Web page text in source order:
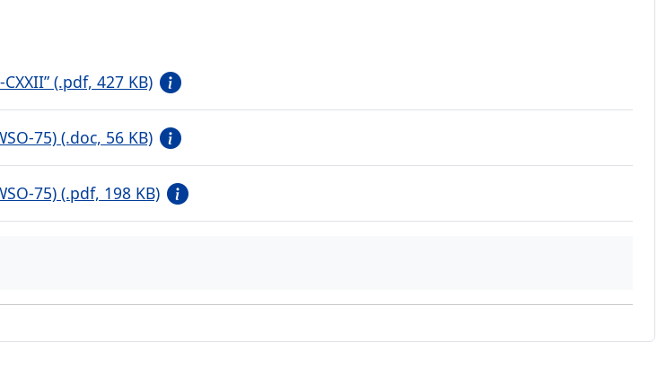
(.pdf, 427 KB)
75) (.doc, 56 KB)
75) (.pdf, 198 KB)